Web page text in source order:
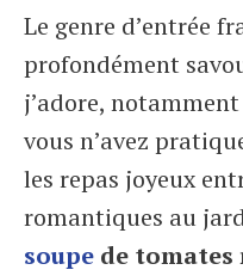
Le genre d’entrée
profondément
j’adore,
vous n’avez
les repas joyeux
romantiques au
soupe de tomates